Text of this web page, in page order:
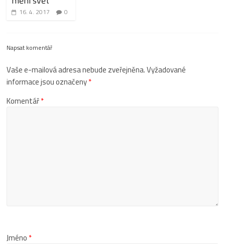
16. 4. 2017 0
Napsat komentář
Vaše e-mailová adresa nebude zveřejněna.Vyžadované
informace jsou označeny*
Komentář*
Jméno *